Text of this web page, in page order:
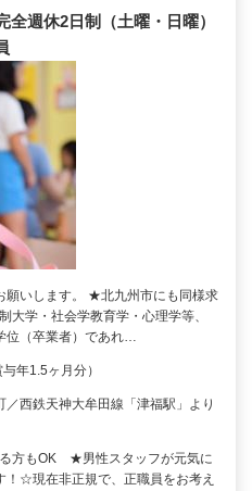
週休2日制（土曜・日曜）
願いします。 ★北九州市にも同様求
大学・社会学教育学・心理学等、
位（卒業者）であれ…
年1.5ヶ月分）
西鉄天神大牟田線「津福駅」より
方もOK ★男性スタッフが元気に
！☆現在非正規で、正職員をお考え